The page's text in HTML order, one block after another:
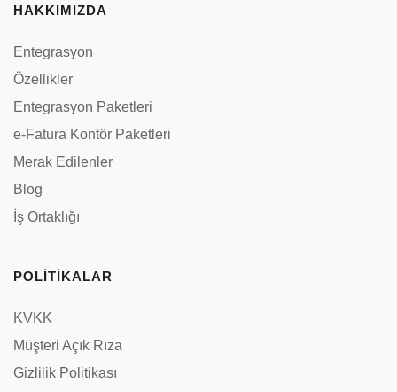
HAKKIMIZDA
Entegrasyon
Özellikler
Entegrasyon Paketleri
e-Fatura Kontör Paketleri
Merak Edilenler
Blog
İş Ortaklığı
POLİTİKALAR
KVKK
Müşteri Açık Rıza
Gizlilik Politikası